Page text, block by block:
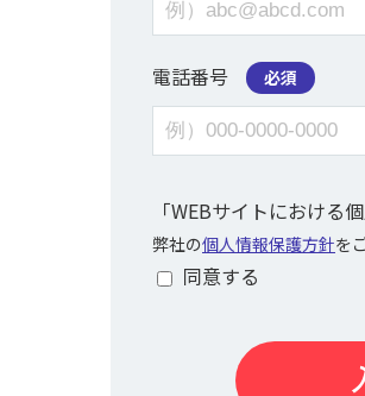
電話番号 必須
「WEBサイトにおける
弊社の個人情報保護方針を
同意する